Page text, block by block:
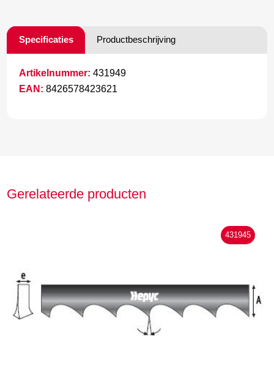
Specificaties Productbeschrijving
Artikelnummer: 431949
EAN: 8426578423621
Gerelateerde producten
431945